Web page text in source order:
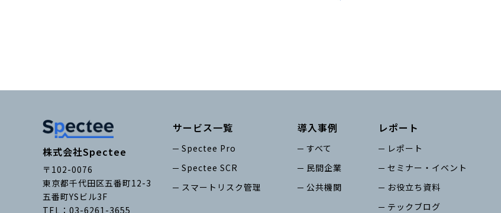
株式会社Spectee
〒102-0076
東京都千代田区五番町12-3
五番町YSビル3F
TEL：03-6261-3655
サービス一覧
Spectee Pro
Spectee SCR
スマートリスク管理
導入事例
すべて
民間企業
公共機関
レポート
レポート
セミナー・イベント
お役立ち資料
テックブログ